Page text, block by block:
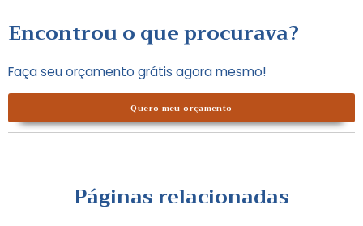
Encontrou o que procurava?
Faça seu orçamento grátis agora mesmo!
Quero meu orçamento
Páginas relacionadas